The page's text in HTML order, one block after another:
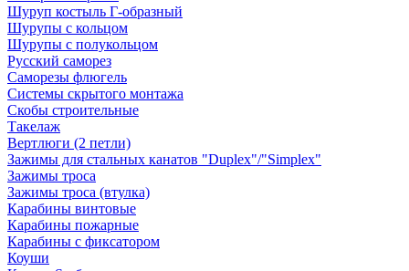
Шуруп костыль Г-образный
Шурупы с кольцом
Шурупы с полукольцом
Русский саморез
Саморезы флюгель
Системы скрытого монтажа
Скобы строительные
Такелаж
Вертлюги (2 петли)
Зажимы для стальных канатов "Duplex"/"Simplex"
Зажимы троса
Зажимы троса (втулка)
Карабины винтовые
Карабины пожарные
Карабины с фиксатором
Коуши